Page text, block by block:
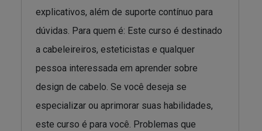
explicativos, além de suporte contínuo para
dúvidas. Para quem é: Este curso é destinado
a cabeleireiros, esteticistas e qualquer
pessoa interessada em aprender sobre
design de cabelo. Se você deseja se
especializar ou aprimorar suas habilidades,
este curso é para você. Problemas que